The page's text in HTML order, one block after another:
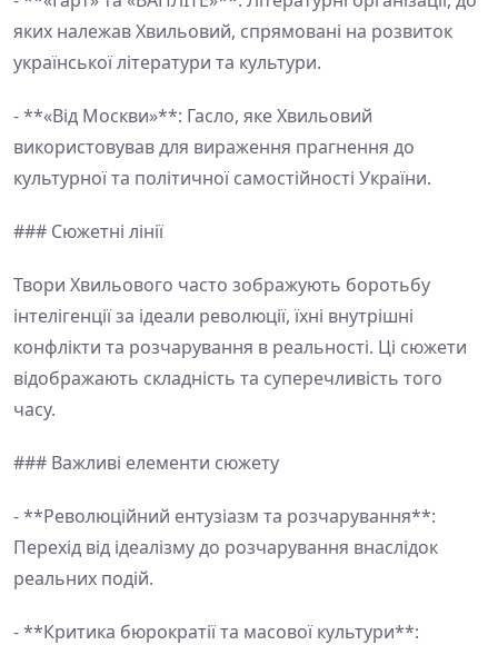
яких належав Хвильовий, спрямовані на розвиток
української літератури та культури.
- **«Від Москви»**: Гасло, яке Хвильовий
використовував для вираження прагнення до
культурної та політичної самостійності України.
### Сюжетні лінії
Твори Хвильового часто зображують боротьбу
інтелігенції за ідеали революції, їхні внутрішні
конфлікти та розчарування в реальності. Ці сюжети
відображають складність та суперечливість того
часу.
### Важливі елементи сюжету
- **Революційний ентузіазм та розчарування**:
Перехід від ідеалізму до розчарування внаслідок
реальних подій.
- **Критика бюрократії та масової культури**: